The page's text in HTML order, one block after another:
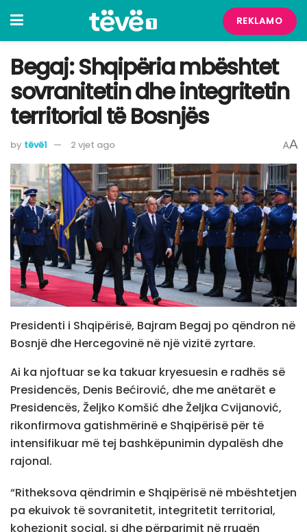
REKLAMO
Begaj: Shqipëria mbështet
sovranitetin dhe integritetin
territorial të Bosnjës
by tëvë1 2 vjet ago AA
Presidenti i Shqipërisë, Bajram Begaj po qëndron në
Bosnjë dhe Hercegovinë në një vizitë zyrtare.
Ai ka njoftuar se ka takuar kryesuesin e radhës së
Presidencës, Denis Bećirović, dhe me anëtarët e
Presidencës, Željko Komšić dhe Željka Cvijanović,
rikonfirmova gatishmërinë e Shqipërisë për të
intensifikuar më tej bashkëpunimin dypalësh dhe
rajonal.
“Ritheksova qëndrimin e Shqipërisë në mbështetjen
pa ekuivok të sovranitetit, integritetit territorial,
kohezionit social, si dhe përparimit në rrugën